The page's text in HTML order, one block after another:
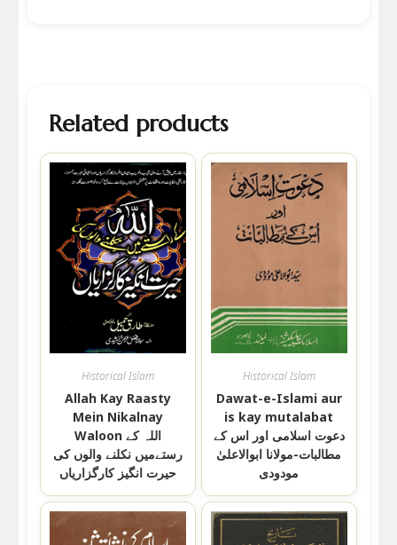
Related products
Historical Islam
Allah Kay Raasty
Mein Nikalnay
Waloon اللہ کے
رستےمیں نکلنے والوں کی
حیرت انگیز کارگزاریاں
Historical Islam
Dawat-e-Islami aur
is kay mutalabat
دعوت اسلامی اور اس کے
مطالبات-مولانا ابوالاعلیٰ
مودودی